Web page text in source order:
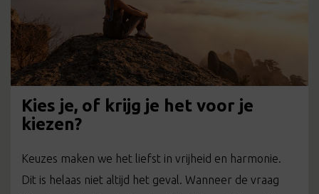
Kies je, of krijg je het voor je
kiezen?
Keuzes maken we het liefst in vrijheid en harmonie.
Dit is helaas niet altijd het geval. Wanneer de vraag